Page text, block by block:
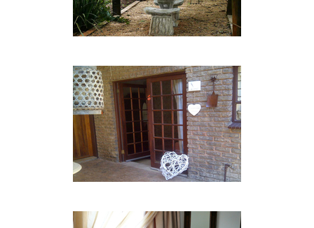
• Kostenlose Tee- und Kaffeezubereitung
• Drahtloser Internetzugang in allen Zimmern
• Standardzimmer haben Doppelbetten
EINRICHTUNGEN
• 42onKing bietet einen intimen Konferenzraum,
ideal für kleine Konferenzen oder Executive
Meetings
• Der weitläufige Garten eignet sich für Outdoor-
• Reichlich sichere, überdachte Parkplätze